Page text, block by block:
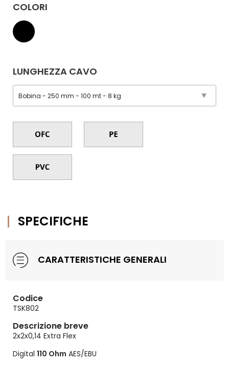
COLORI
LUNGHEZZA CAVO
SPECIFICHE
CARATTERISTICHE GENERALI
Codice
TSK802
Descrizione breve
2x2x0,14 Extra Flex
Digital 110 Ohm AES/EBU